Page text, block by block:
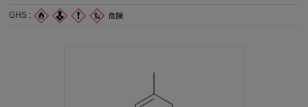
GHS :